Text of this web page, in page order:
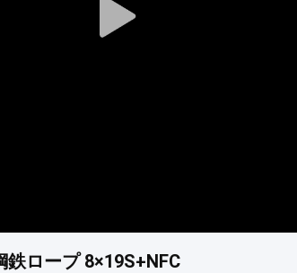
Play
ロープ 8×19S+NFC